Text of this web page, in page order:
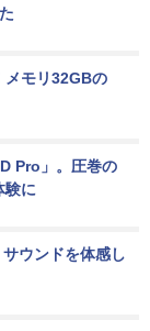
メモリ32GBの
Pro」。圧巻の
験に
ウンドを体感し